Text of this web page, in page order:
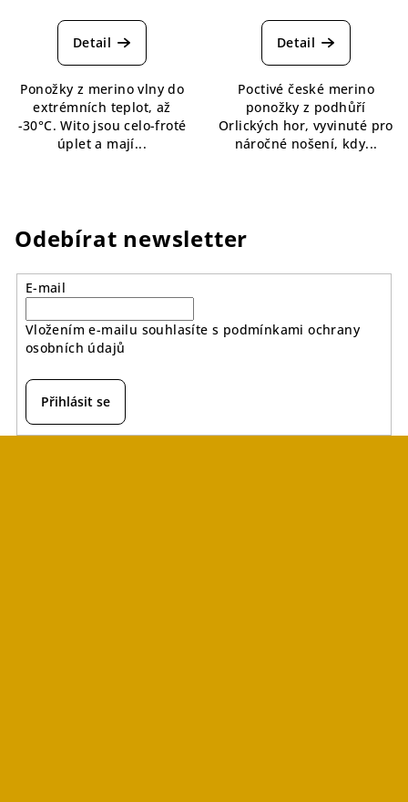
hodnocení
produktu
z
5
hvězdiček.
Detail
Ponožky z merino vlny do
extrémních teplot, až
-30°C. Wito jsou celo-froté
úplet a mají...
hodnocení
produktu
z
5
hvězdiček.
Detail
Poctivé české merino
ponožky z podhůří
Orlických hor, vyvinuté pro
náročné nošení, kdy...
Odebírat newsletter
E-mail
Vložením e-mailu souhlasíte s podmínkami ochrany
osobních údajů
Přihlásit se